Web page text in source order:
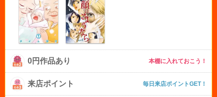
0円作品あり 本棚に入れておこう！
来店ポイント 毎日来店ポイントGET！